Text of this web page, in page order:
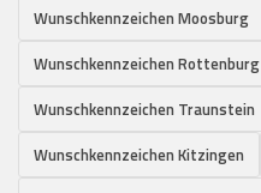
Wunschkennzeichen Moosburg
Wunschkennzeichen Rottenburg
Wunschkennzeichen Traunstein
Wunschkennzeichen Kitzingen